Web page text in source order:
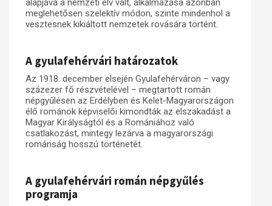
alapjává a nemzeti elv vált, alkalmazása azonban
meglehetősen szelektív módon, szinte mindenhol a
vesztesnek kikiáltott nemzetek rovására történt.
A gyulafehérvári határozatok
Az 1918. december elsején Gyulafehérváron – vagy
százezer fő részvételével – megtartott román
népgyűlésen az Erdélyben és Kelet-Magyarországon
élő románok képviselői kimondták az elszakadást a
Magyar Királyságtól és a Romániához való
csatlakozást, mintegy lezárva a magyarországi
románság hosszú történetét.
A gyulafehérvári román népgyűlés
programja